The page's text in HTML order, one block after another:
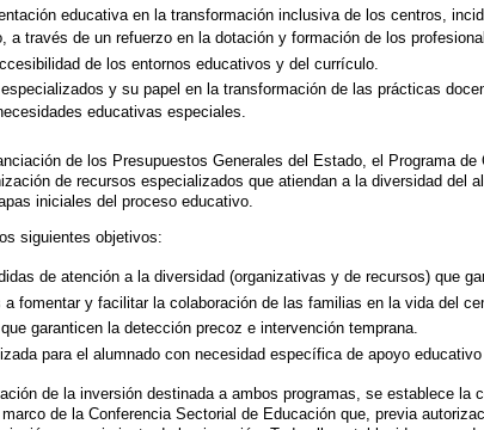
educativa en la transformación inclusiva de los centros,
a través de un refuerzo en la dotación y formación de los
de los entornos educativos y del currículo.
y su papel en la transformación de las prácticas
educativas especiales.
de los Presupuestos Generales del Estado, el Programa
de recursos especializados que atiendan a la diversidad del
iniciales del proceso educativo.
siguientes objetivos:
de atención a la diversidad (organizativas y de recursos) que
fomentar y facilitar la colaboración de las familias en la vida del
garanticen la detección precoz e intervención temprana.
para el alumnado con necesidad específica de apoyo educativo
de la inversión destinada a ambos programas, se establece
de la Conferencia Sectorial de Educación que, previa